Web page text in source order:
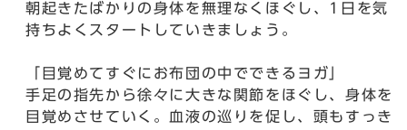
朝起きたばかりの身体を無理なくほぐし、1日を気
持ちよくスタートしていきましょう。
「目覚めてすぐにお布団の中でできるヨガ」
手足の指先から徐々に大きな関節をほぐし、身体を
目覚めさせていく。血液の巡りを促し、頭もすっき